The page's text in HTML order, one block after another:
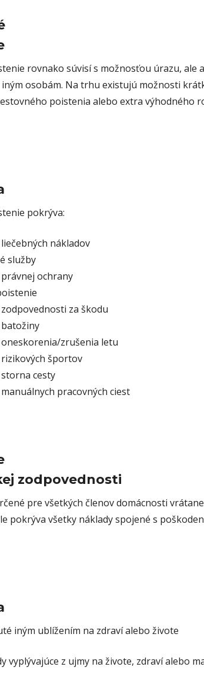
rovnako súvisí s možnosťou úrazu, ale
iným osobám. Na trhu existujú možnosti
poistenia alebo extra výhodného
pokrýva:
nákladov
služby
ochrany
za škodu
zrušenia letu
športov
cesty
pracovných ciest
zodpovednosti
pre všetkých členov domácnosti
pokrýva všetky náklady spojené s
iným ublížením na zdraví alebo živote
vyplývajúce z ujmy na živote, zdraví alebo